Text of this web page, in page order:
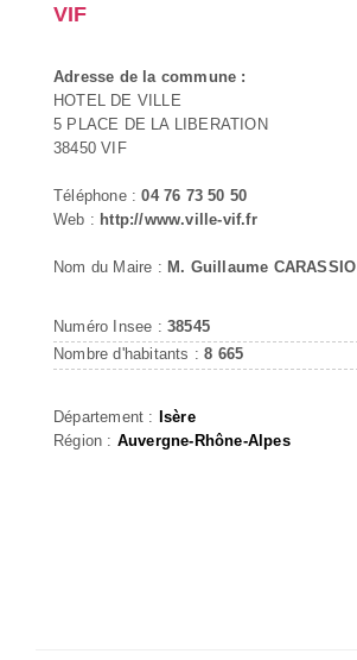
VIF
Adresse de la commune :
HOTEL DE VILLE
5 PLACE DE LA LIBERATION
38450 VIF
Téléphone :04 76 73 50 50
Web : http://www.ville-vif.fr
Nom du Maire : M. Guillaume CARASSIO
Numéro Insee : 38545
Nombre d'habitants :8 665
Département : Isère
Région : Auvergne-Rhône-Alpes